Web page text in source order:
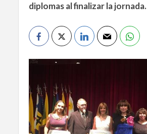
diplomas al finalizar la jornada.